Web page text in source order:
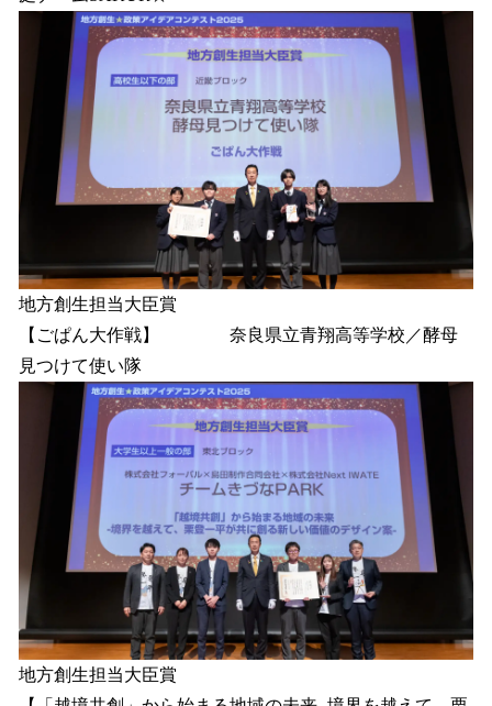
地方創生担当大臣賞
【ごぱん大作戦】 奈良県立青翔高等学校／酵母
見つけて使い隊
地方創生担当大臣賞